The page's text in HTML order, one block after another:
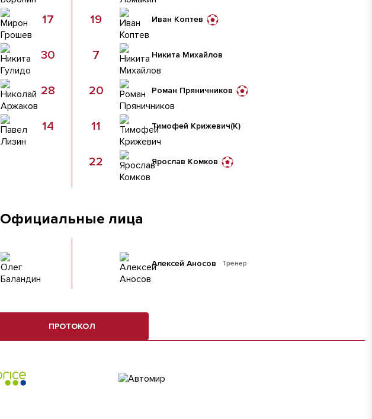
17
30
28
14
Иван Коптев
19
Никита Михайлов
7
Роман Пряничников
20
Тимофей Крижевич(К)
11
Ярослав Комков
22
Официальные лица
Тренер
Алексей Аносов
ПРОТОКОЛ